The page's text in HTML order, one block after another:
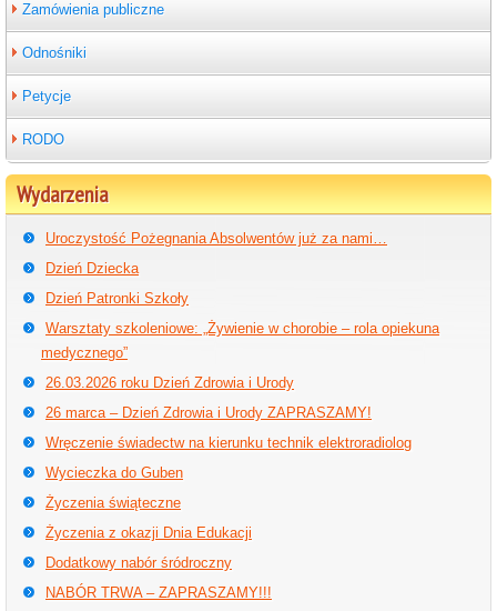
Zamówienia publiczne
Odnośniki
Petycje
RODO
Wydarzenia
Uroczystość Pożegnania Absolwentów już za nami…
Dzień Dziecka
Dzień Patronki Szkoły
Warsztaty szkoleniowe: „Żywienie w chorobie – rola opiekuna
medycznego”
26.03.2026 roku Dzień Zdrowia i Urody
26 marca – Dzień Zdrowia i Urody ZAPRASZAMY!
Wręczenie świadectw na kierunku technik elektroradiolog
Wycieczka do Guben
Życzenia świąteczne
Życzenia z okazji Dnia Edukacji
Dodatkowy nabór śródroczny
NABÓR TRWA – ZAPRASZAMY!!!